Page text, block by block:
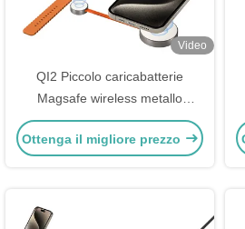
Video
QI2 Piccolo caricabatterie
Magsafe wireless metallo
nascosto carica rapida
dissipazione del calore
Ottenga il migliore prezzo